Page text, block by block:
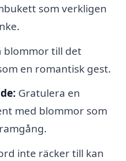
som verkligen
blommor till det
en romantisk gest.
Gratulera en
med blommor som
inte räcker till kan